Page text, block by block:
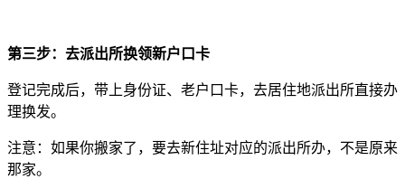
第三步：去派出所换领新户口卡
登记完成后，带上身份证、老户口卡，去居住地派出所直接办
理换发。
注意：如果你搬家了，要去新住址对应的派出所办，不是原来
那家。